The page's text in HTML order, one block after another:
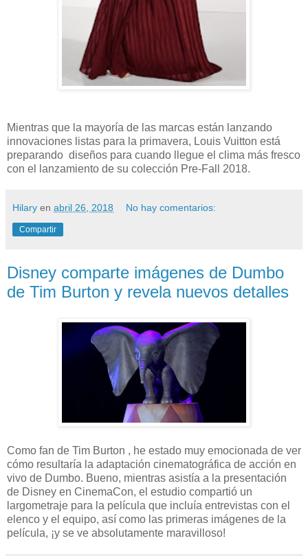
Mientras que la mayoría de las marcas están lanzando
innovaciones listas para la primavera, Louis Vuitton está
preparando diseños para cuando llegue el clima más fresco
con el lanzamiento de su colección Pre-Fall 2018.
Hilary en abril 26, 2018 No hay comentarios:
Compartir
Disney comparte imágenes de Dumbo
de Tim Burton y revela nuevos detalles
Como fan de Tim Burton , he estado muy emocionada de ver
cómo resultaría la adaptación cinematográfica de acción en
vivo de Dumbo. Bueno, mientras asistía a la presentación
de Disney en CinemaCon, el estudio compartió un
largometraje para la película que incluía entrevistas con el
elenco y el equipo, así como las primeras imágenes de la
película, ¡y se ve absolutamente maravilloso!